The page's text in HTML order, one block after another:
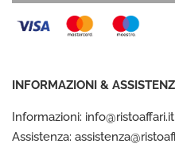
INFORMAZIONI &
Informazioni: info@ristoaffari.it
Assistenza: